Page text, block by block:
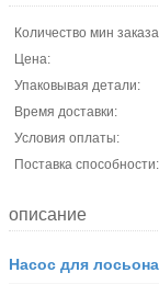
Количество мин
Цена:
Упаковывая детали:
Время доставки:
Условия оплаты:
Поставка способности:
описание
Насос для лосьона